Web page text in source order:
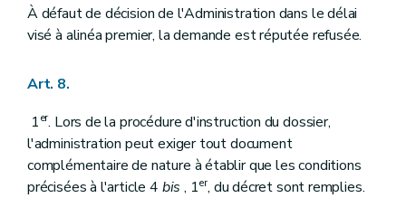
À défaut de décision de l'Administration dans le délai
visé à alinéa premier, la demande est réputée refusée.
Art. 8.
1er. Lors de la procédure d'instruction du dossier,
l'administration peut exiger tout document
complémentaire de nature à établir que les conditions
précisées à l'article 4 bis , 1er, du décret sont remplies.